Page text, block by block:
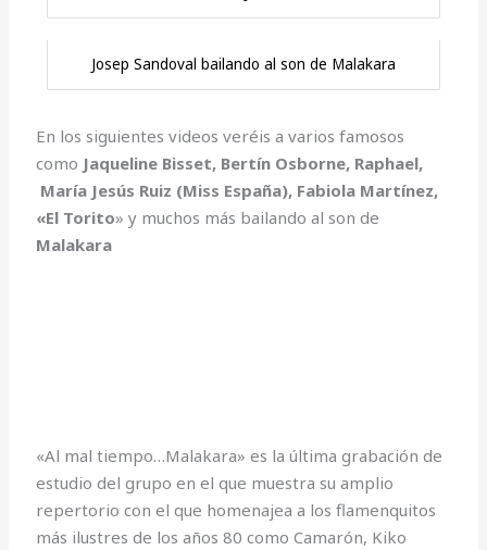
Josep Sandoval bailando al son de Malakara
En los siguientes videos veréis a varios famosos
como Jaqueline Bisset, Bertín Osborne, Raphael,
María Jesús Ruiz (Miss España), Fabiola Martínez,
«El Torito» y muchos más bailando al son de
Malakara
«Al mal tiempo…Malakara» es la última grabación de
estudio del grupo en el que muestra su amplio
repertorio con el que homenajea a los flamenquitos
más ilustres de los años 80 como Camarón, Kiko